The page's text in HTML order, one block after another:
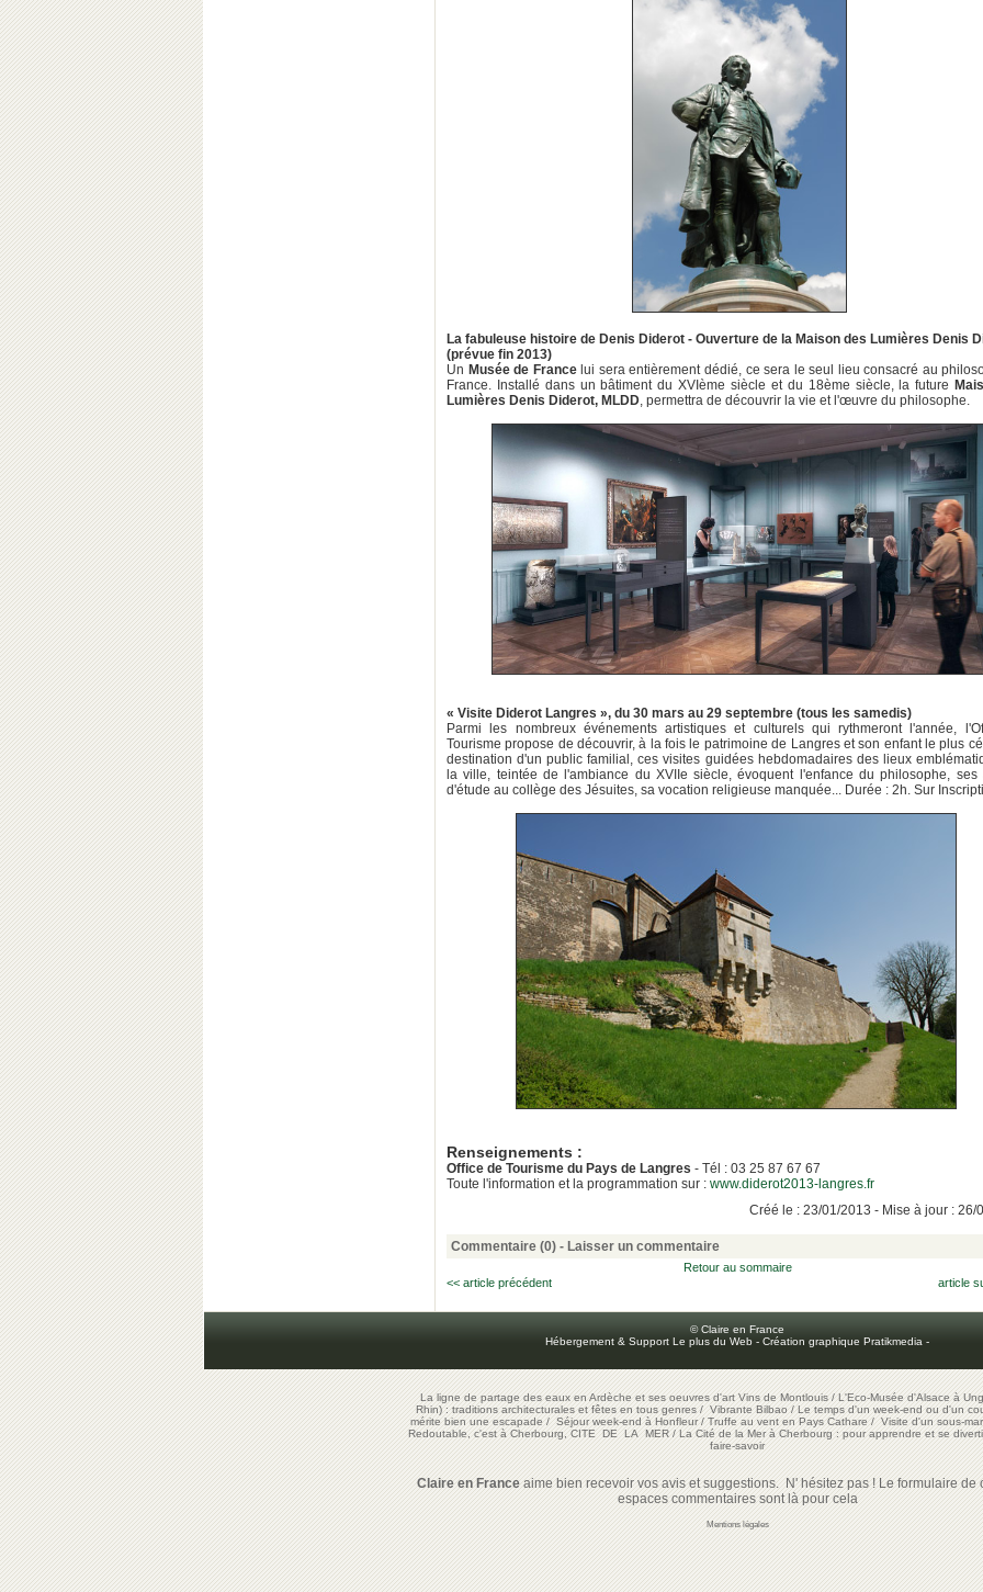
La fabuleuse histoire de Denis Diderot - Ouverture de la Maison des Lumières Denis
(prévue fin 2013)
Un Musée de Francelui sera entièrement dédié, ce sera le seul lieu consacré au
France. Installé dans un bâtiment du XVIème siècle et du 18ème siècle, la future
Lumières Denis Diderot, MLDD, permettra de découvrir la vie et l'œuvre du philosophe.
« Visite Diderot Langres », du 30 mars au 29 septembre (tous les samedis)
Parmi les nombreux événements artistiques et culturels qui rythmeront l'année,
Tourisme propose de découvrir, à la fois le patrimoine de Langres et son enfant le plus
destination d'un public familial, ces visites guidées hebdomadaires des lieux
la ville, teintée de l'ambiance du XVIIe siècle, évoquent l'enfance du philosophe, ses
d'étude au collège des Jésuites, sa vocation religieuse manquée... Durée : 2h. Sur
Renseignements :
Office de Tourisme du Pays de Langres - Tél : 03 25 87 67 67
Toute l'information et la programmation sur : www.diderot2013-langres.fr
Créé le : 23/01/2013 - Mise à jour : 26/
Commentaire (0) - Laisser un commentaire
Retour au sommaire
article
<< article précédent
© Claire en France
Hébergement & Support Le plus du Web - Création graphique Pratikmedia -
La ligne de partage des eaux en Ardèche et ses oeuvres d'art Vins de Montlouis/L'Eco-Musée d'Alsace à
Rhin) : traditions architecturales et fêtes en tous genres/Vibrante Bilbao/Le temps d'un week-end ou d'un
mérite bien une escapade/Séjour week-end à Honfleur/Truffe au vent en Pays Cathare/Visite d'un sous-
Redoutable, c'est à Cherbourg, CITE DE LA MER/La Cité de la Mer à Cherbourg : pour apprendre et se
faire-savoir
Claire en Franceaime bien recevoir vos avis et suggestions. N' hésitez pas ! Le formulaire de
espaces commentaires sont là pour cela
Mentions légales